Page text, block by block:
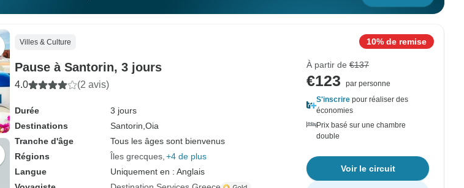
Villes & Culture
Pause à Santorin, 3 jours
4.0 (2 avis)
Durée
3 jours
Destinations
Santorin, Oia
Tranche d'âge
Tous les âges sont bienvenus
Régions
Îles grecques +4 de plus
Langue
Uniquement en : Anglais
10% de remise
À partir de €137
€123
par personne
S'inscrire pour réaliser des
économies
Prix basé sur une chambre
double
Voir le circuit